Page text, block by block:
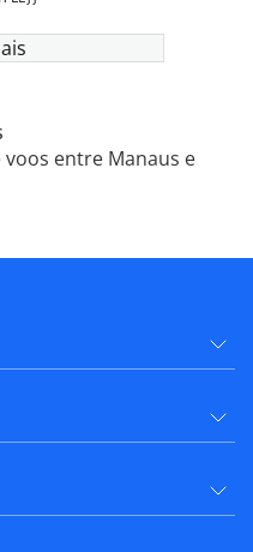
entre Manaus e